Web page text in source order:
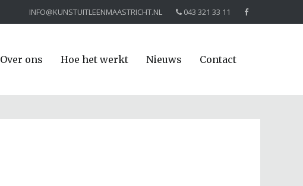
INFO@KUNSTUITLEENMAASTRICHT.NL 043 321 33 11
Over ons Hoe het werkt Nieuws Contact